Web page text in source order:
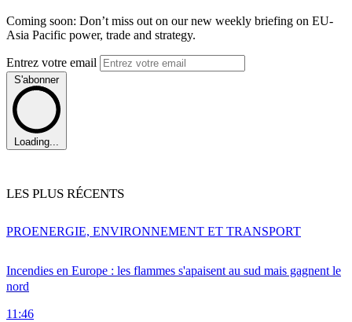
Coming soon: Don’t miss out on our new weekly briefing on EU-
Asia Pacific power, trade and strategy.
Entrez votre email
S'abonner
Loading...
LES PLUS RÉCENTS
Incendies en Europe : les flammes s'apaisent au sud mais gagnent le
nord
11:46
PROENERGIE, ENVIRONNEMENT ET TRANSPORT